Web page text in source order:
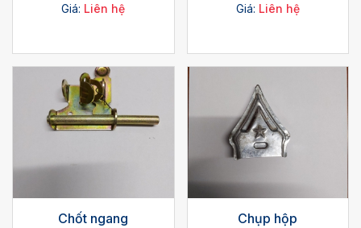
Giá: Liên hệ Giá: Liên hệ
Chốt ngang Chụp hộp